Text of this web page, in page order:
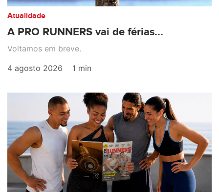
Atualidade
A PRO RUNNERS vai de férias...
Voltamos em breve.
4 agosto 2026
1 min